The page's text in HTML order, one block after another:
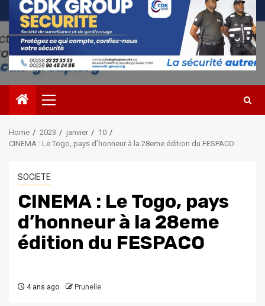
Primary
Menu
Home 2023 janvier
10
CINEMA : Le Togo, pays d’honneur à la 28eme édition du FESPACO
SOCIETE
CINEMA : Le Togo, pays
d’honneur à la 28eme
édition du FESPACO
4 ans ago Prunelle